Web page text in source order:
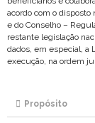
acordo com o
e do Conselho –
restante legislação
dados, em especial, a
execução, na ordem
Propósito